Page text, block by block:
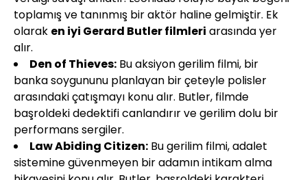
toplamış ve tanınmış bir aktör haline gelmiştir. Ek
olarak en iyi Gerard Butler filmleri arasında yer
alır.
Den of Thieves: Bu aksiyon gerilim filmi, bir
banka soygununu planlayan bir çeteyle polisler
arasındaki çatışmayı konu alır. Butler, filmde
başroldeki dedektifi canlandırır ve gerilim dolu bir
performans sergiler.
Law Abiding Citizen: Bu gerilim filmi, adalet
sistemine güvenmeyen bir adamın intikam alma